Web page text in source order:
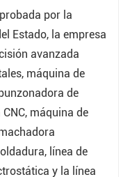
por la
Estado, la empresa
avanzada
máquina de
de
máquina de
línea de
y la línea